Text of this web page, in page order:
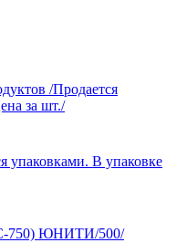
/Продается
за шт./
упаковками. В упаковке
750) ЮНИТИ/500/